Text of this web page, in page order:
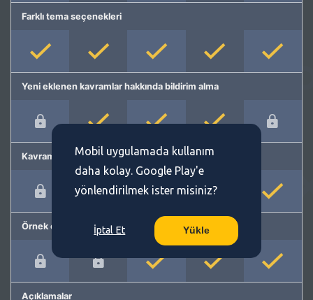
Farklı tema seçenekleri
Yeni eklenen kavramlar hakkında bildirim alma
Kavram önerme
Örnek cümleler
Açıklamalar
Mobil uygulamada kullanım
daha kolay. Google Play'e
yönlendirilmek ister misiniz?
İptal Et Yükle